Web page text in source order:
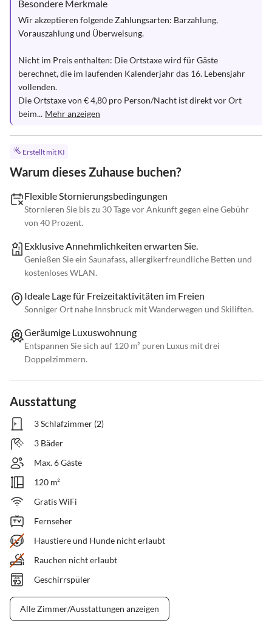
Besondere Merkmale
Wir akzeptieren folgende Zahlungsarten: Barzahlung,
Vorauszahlung und Überweisung.
Nicht im Preis enthalten: Die Ortstaxe wird für Gäste
berechnet, die im laufenden Kalenderjahr das 16. Lebensjahr
vollenden.
Die Ortstaxe von € 4,80 pro Person/Nacht ist direkt vor Ort
beim... Mehr anzeigen
Erstellt mit KI
Warum dieses Zuhause buchen?
Flexible Stornierungsbedingungen
Stornieren Sie bis zu 30 Tage vor Ankunft gegen eine Gebühr
von 40 Prozent.
Exklusive Annehmlichkeiten erwarten Sie.
Genießen Sie ein Saunafass, allergikerfreundliche Betten und
kostenloses WLAN.
Ideale Lage für Freizeitaktivitäten im Freien
Sonniger Ort nahe Innsbruck mit Wanderwegen und Skiliften.
Geräumige Luxuswohnung
Entspannen Sie sich auf 120 m² puren Luxus mit drei
Doppelzimmern.
Ausstattung
3 Schlafzimmer (2)
3 Bäder
Max. 6 Gäste
120 m²
Gratis WiFi
Fernseher
Haustiere und Hunde nicht erlaubt
Rauchen nicht erlaubt
Geschirrspüler
Alle Zimmer/Ausstattungen anzeigen